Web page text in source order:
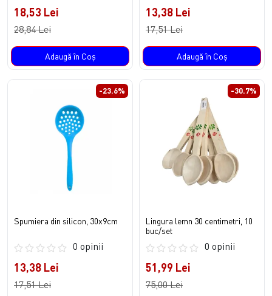
18,53 Lei
28,84 Lei
Adaugă în Coş
13,38 Lei
17,51 Lei
Adaugă în Coş
-23.6%
Spumiera din silicon, 30x9cm
0 opinii
13,38 Lei
17,51 Lei
-30.7%
Lingura lemn 30 centimetri, 10
buc/set
0 opinii
51,99 Lei
75,00 Lei